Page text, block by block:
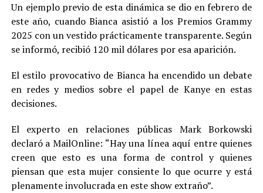
Un ejemplo previo de esta dinámica se dio en febrero de
este año, cuando Bianca asistió a los Premios Grammy
2025 con un vestido prácticamente transparente. Según
se informó, recibió 120 mil dólares por esa aparición.
El estilo provocativo de Bianca ha encendido un debate
en redes y medios sobre el papel de Kanye en estas
decisiones.
El experto en relaciones públicas Mark Borkowski
declaró a MailOnline: “Hay una línea aquí entre quienes
creen que esto es una forma de control y quienes
piensan que esta mujer consiente lo que ocurre y está
plenamente involucrada en este show extraño”.